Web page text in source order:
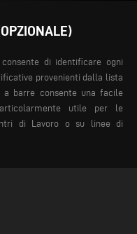
di identificare ogni
provenienti dalla lista
barre consente una facile
utile per le
di Lavoro o su linee di